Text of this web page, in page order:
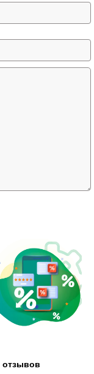
отзывов